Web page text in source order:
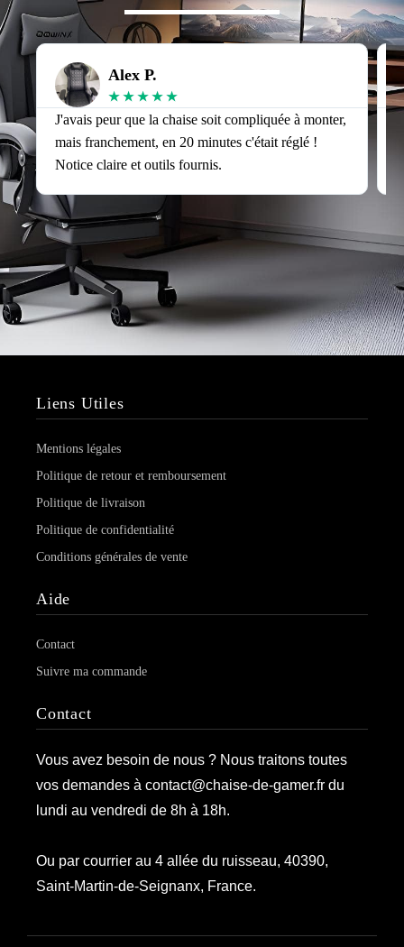
Alex P.
★ ★ ★ ★ ★
J'avais peur que la chaise soit compliquée à monter,
mais franchement, en 20 minutes c'était réglé !
Notice claire et outils fournis.
Liens Utiles
Mentions légales
Politique de retour et remboursement
Politique de livraison
Politique de confidentialité
Conditions générales de vente
Aide
Contact
Suivre ma commande
Contact
Vous avez besoin de nous ? Nous traitons toutes
vos demandes à contact@chaise-de-gamer.fr du
lundi au vendredi de 8h à 18h.
Ou par courrier au 4 allée du ruisseau, 40390,
Saint-Martin-de-Seignanx, France.